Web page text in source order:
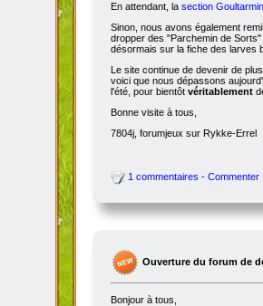
En attendant, la section
Sinon, nous avons également
dropper des "Parchemin de
désormais sur la fiche des larves
Le site continue de devenir de
voici que nous dépassons
l'été, pour bientôt véritablement
Bonne visite à tous,
7804j, forumjeux sur Rykke-Errel
1 commentaires - Commenter
Ouverture du forum de
Bonjour à tous,